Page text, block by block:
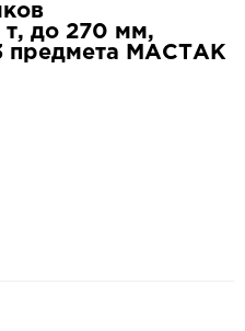
т, до 270 мм,
предмета МАСТАК